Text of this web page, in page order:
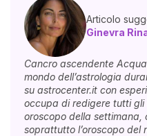
Articolo
Ginevra
Cancro ascendente
mondo dell’astrologia
su astrocenter.it con
occupa di redigere tutti gli
oroscopo della settimana,
soprattutto l’oroscopo del